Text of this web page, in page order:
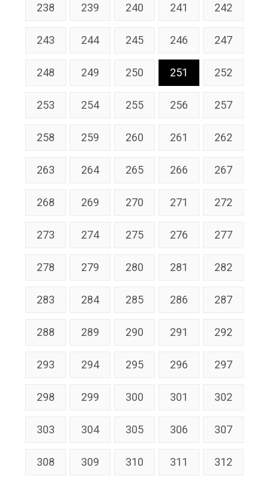
238 239 240 241 242
243 244 245 246 247
248 249 250 251 252
253 254 255 256 257
258 259 260 261 262
263 264 265 266 267
268 269 270 271 272
273 274 275 276 277
278 279 280 281 282
283 284 285 286 287
288 289 290 291 292
293 294 295 296 297
298 299 300 301 302
303 304 305 306 307
308 309 310 311 312